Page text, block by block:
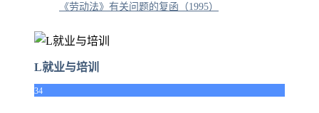
《劳动法》有关问题的复函（1995）
L就业与培训
34